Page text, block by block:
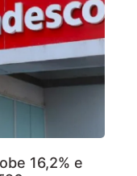
16,2% e